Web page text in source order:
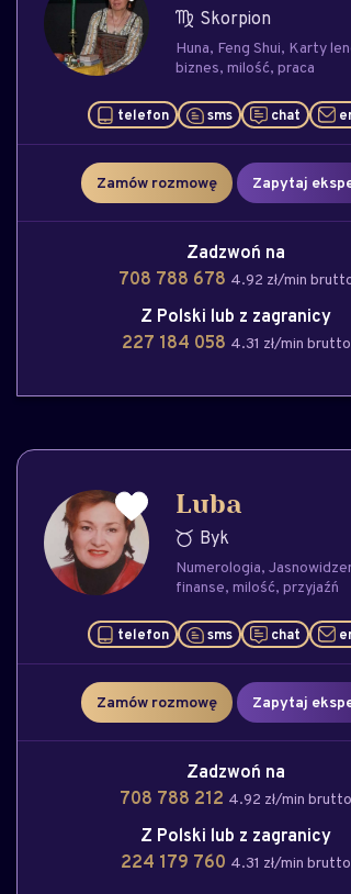
Skorpion
Huna Feng Shui Karty
biznes milość praca
telefon sms chat
Zamów rozmowę Zapytaj
Zadzwoń na
708 788 678 4.92 zł/min
Z Polski lub z zagranicy
227 184 058 4.31 zł/min brutto
Luba
Byk
Numerologia
finanse milość przyjaźń
telefon sms chat
Zamów rozmowę Zapytaj
Zadzwoń na
708 788 212 4.92 zł/min brutto
Z Polski lub z zagranicy
224 179 760 4.31 zł/min brutto